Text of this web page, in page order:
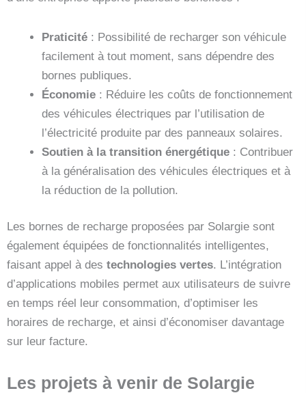
Praticité : Possibilité de recharger son véhicule
facilement à tout moment, sans dépendre des
bornes publiques.
Économie : Réduire les coûts de fonctionnement
des véhicules électriques par l’utilisation de
l’électricité produite par des panneaux solaires.
Soutien à la transition énergétique : Contribuer
à la généralisation des véhicules électriques et à
la réduction de la pollution.
Les bornes de recharge proposées par Solargie sont
également équipées de fonctionnalités intelligentes,
faisant appel à des technologies vertes. L’intégration
d’applications mobiles permet aux utilisateurs de suivre
en temps réel leur consommation, d’optimiser les
horaires de recharge, et ainsi d’économiser davantage
sur leur facture.
Les projets à venir de Solargie